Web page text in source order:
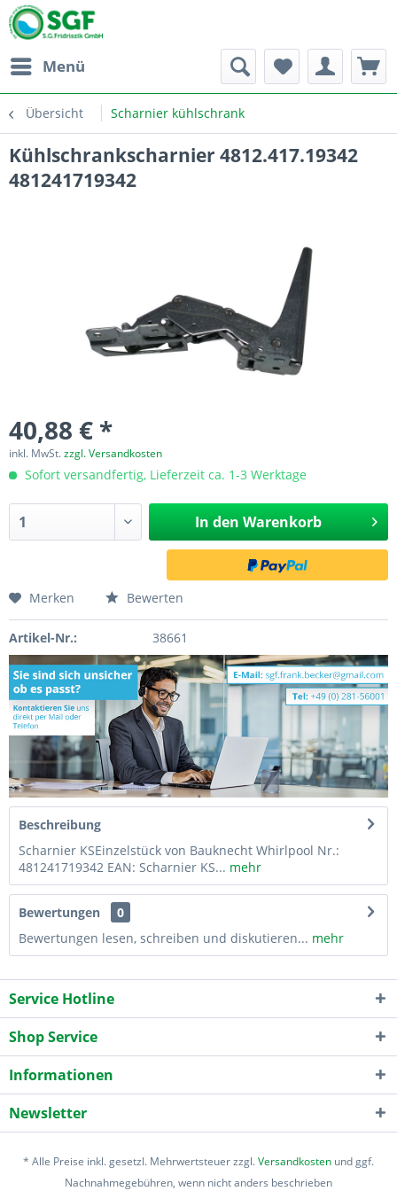
Menü
Übersicht Scharnier kühlschrank
Kühlschrankscharnier 4812.417.19342
481241719342
40,88 € *
inkl. MwSt.zzgl. Versandkosten
Sofort versandfertig, Lieferzeit ca. 1-3 Werktage
In den Warenkorb
Merken Bewerten
Artikel-Nr.: 38661
Beschreibung
Scharnier KSEinzelstück von Bauknecht Whirlpool Nr.:
481241719342 EAN: Scharnier KS... mehr
Bewertungen
0
Bewertungen lesen, schreiben und diskutieren... mehr
Service Hotline
Shop Service
Informationen
Newsletter
* Alle Preise inkl. gesetzl. Mehrwertsteuer zzgl.Versandkosten und ggf.
Nachnahmegebühren, wenn nicht anders beschrieben